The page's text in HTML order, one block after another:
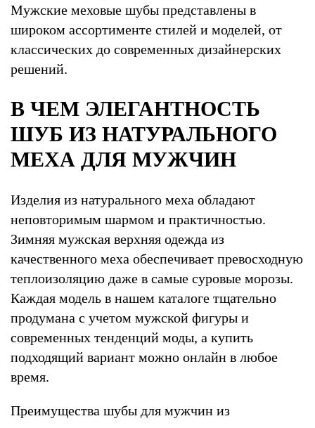
Мужские меховые шубы представлены в
широком ассортименте стилей и моделей, от
классических до современных дизайнерских
решений.
В ЧЕМ ЭЛЕГАНТНОСТЬ
ШУБ ИЗ НАТУРАЛЬНОГО
МЕХА ДЛЯ МУЖЧИН
Изделия из натурального меха обладают
неповторимым шармом и практичностью.
Зимняя мужская верхняя одежда из
качественного меха обеспечивает превосходную
теплоизоляцию даже в самые суровые морозы.
Каждая модель в нашем каталоге тщательно
продумана с учетом мужской фигуры и
современных тенденций моды, а купить
подходящий вариант можно онлайн в любое
время.
Преимущества шубы для мужчин из